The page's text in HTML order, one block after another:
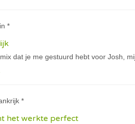
*
dat je me gestuurd hebt voor Josh,
*
het werkte perfect